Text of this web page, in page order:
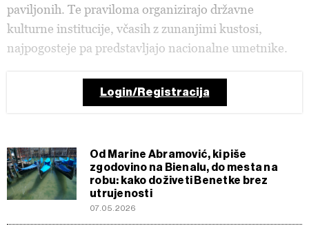
paviljonih. Te praviloma organizirajo državne
kulturne institucije, včasih z zunanjimi kustosi,
najpogosteje pa predstavljajo nacionalne umetnike.
Login/Registracija
Od Marine Abramović, ki piše
zgodovino na Bienalu, do mesta na
robu: kako doživeti Benetke brez
utrujenosti
07.05.2026